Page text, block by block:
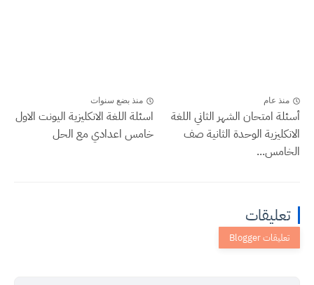
منذ عام
أسئلة امتحان الشهر الثاني اللغة
الانكليزية الوحدة الثانية صف
الخامس...
منذ بضع سنوات
اسئلة اللغة الانكليزية اليونت الاول
خامس اعدادي مع الحل
تعليقات